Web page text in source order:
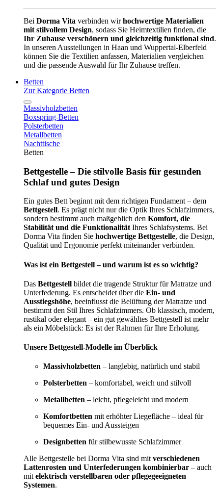
Bei Dorma Vita verbinden wirhochwertige Materialien
mit stilvollem Design, sodass Sie Heimtextilien finden, die
Ihr Zuhause verschönern und gleichzeitig funktional sind.
In unseren Ausstellungen in Haan und Wuppertal-Elberfeld
können Sie die Textilien anfassen, Materialien vergleichen
und die passende Auswahl für Ihr Zuhause treffen.
Betten
Zur Kategorie Betten
Massivholzbetten
Boxspring-Betten
Polsterbetten
Metallbetten
Nachttische
Betten
Bettgestelle – Die stilvolle Basis für gesunden
Schlaf und gutes Design
Ein gutes Bett beginnt mit dem richtigen Fundament – dem
Bettgestell. Es prägt nicht nur die Optik Ihres Schlafzimmers,
sondern bestimmt auch maßgeblich den Komfort, die
Stabilität und die Funktionalität Ihres Schlafsystems. Bei
Dorma Vita finden Sie hochwertige Bettgestelle, die Design,
Qualität und Ergonomie perfekt miteinander verbinden.
Was ist ein Bettgestell – und warum ist es so wichtig?
Das Bettgestell bildet die tragende Struktur für Matratze und
Unterfederung. Es entscheidet über die Ein- und
Ausstiegshöhe, beeinflusst die Belüftung der Matratze und
bestimmt den Stil Ihres Schlafzimmers. Ob klassisch, modern,
rustikal oder elegant – ein gut gewähltes Bettgestell ist mehr
als ein Möbelstück: Es ist der Rahmen für Ihre Erholung.
Unsere Bettgestell-Modelle im Überblick
Massivholzbetten – langlebig, natürlich und stabil
Polsterbetten – komfortabel, weich und stilvoll
Metallbetten – leicht, pflegeleicht und modern
Komfortbetten mit erhöhter Liegefläche – ideal für
bequemes Ein- und Aussteigen
Designbetten für stilbewusste Schlafzimmer
Alle Bettgestelle bei Dorma Vita sind mit verschiedenen
Lattenrosten und Unterfederungen kombinierbar – auch
mit elektrisch verstellbaren oder pflegegeeigneten
Systemen.